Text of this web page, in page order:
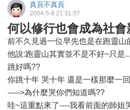
真頁不真頁
2004-5-6 21:31:37
何以修行也會成為社
前不久見過一位早先也是在跑靈山
他說:跑靈山其實並不是不好~只是
跳好嗎??
你跳十年 哭十年 還是一樣那麼一
----->為什麼哭你們知道嗎??
哇~這重點來了----我看前面的師姐